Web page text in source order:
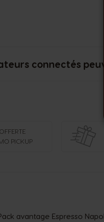
connectés
PICKUP
avantage Espresso